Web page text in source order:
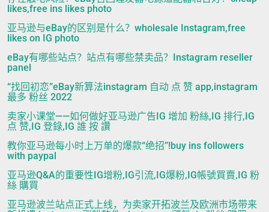
likes,free ins likes photo
亚马逊与eBay的区别是什么？wholesale Instagram,free
likes on IG photo
eBay有哪些站点？站点有哪些禁卖品？Instagram reseller
panel
“找回初恋”eBay新算法instagram 自动 点 赞 app,instagram
最多 粉丝 2022
卖家小课堂——如何做好亚马逊广告IG 增加 粉絲,IG 排行,IG
点 赞,IG 登錄,IG 誰 按 讚
教你亚马逊每小时上万单的爆款“绝招”!buy ins followers
with paypal
亚马逊Q&A的重要性IG增粉,IG引流,IG爆粉,IG帳號買賣,IG 粉
絲 購買
亚马逊波兰站点正式上线，为卖家开拓波兰及欧洲市场带来